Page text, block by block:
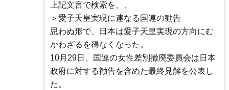
上記文言で検索を、、
＞愛子天皇実現に連なる国連の勧告
思わぬ形で、日本は愛子天皇実現の方向にむ
かわざるを得なくなった。
10月29日、国連の女性差別撤廃委員会は日本
政府に対する勧告を含めた最終見解を公表し
た。